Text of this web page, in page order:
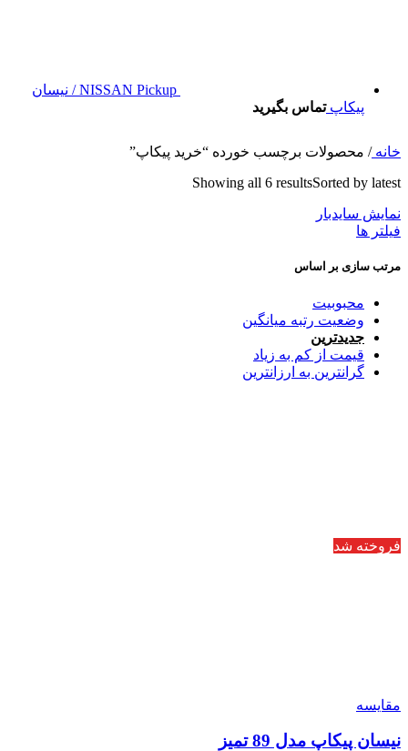
NISSAN Pickup / نیسان
پیکاپتماس بگیرید
خانه/ محصولات برچسب خورده “خرید پیکاپ”
Showing all 6 resultsSorted by latest
نمایش سایدبار
فیلتر ها
مرتب سازی بر اساس
محبوبیت
وضعیت رتبه میانگین
جدیدترین
قیمت از کم به زیاد
گرانترین به ارزانترین
فروخته شد
مقایسه
نیسان پیکاپ مدل 89 تمیز